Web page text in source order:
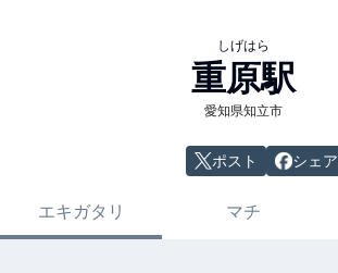
しげはら
重原駅
愛知県知立市
ポスト シェア
エキガタリ マチ